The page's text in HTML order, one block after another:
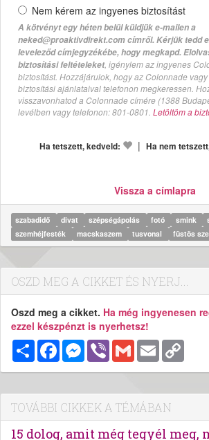
Nem kérem az ingyenes biztosítást
A kötvényt egy héten belül küldjük e-mailen a
neked@proaktivdirekt.com címről. Kérjük tedd
leveleződ címjegyzékébe, hogy megkapd.
biztosítási feltételeket, igénylem az ingyenes
biztosítást. Hozzájárulok, hogy az Colonnade
biztosítási ajánlataival telefonon megkeressen.
visszavonhatod a Colonnade címére (1388
levélben vagy telefonon: 801-0801. Letöltöm a
Ha tetszett, kedveld: | Ha nem
Vissza a címlapra
szabadidő divat szépségápolás fotó smink
szemhéjfesték
macskaszem tusvonal füstös
OSZD MEG A CIKKET ÉS NYERJ...
Oszd meg a cikket. Ha még ingyenesen
ezzel készpénzt is nyerhetsz!
MegosztásFacebookMessenger
Viber Gmail Email
TOVÁBBI CIKKEK A TÉMÁBAN
15 dolog, amit még tegyél meg,